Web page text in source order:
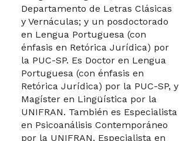
Departamento de Letras Clásicas
y Vernáculas; y un posdoctorado
en Lengua Portuguesa (con
énfasis en Retórica Jurídica) por
la PUC-SP. Es Doctor en Lengua
Portuguesa (con énfasis en
Retórica Jurídica) por la PUC-SP, y
Magíster en Lingüística por la
UNIFRAN. También es Especialista
en Psicoanálisis Contemporáneo
por la UNIFRAN, Especialista en